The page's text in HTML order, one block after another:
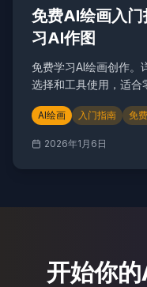
免费AI绘画入
习AI作图
免费学习AI绘画创作。
选择和工具使用，适合
AI绘画 入门指南 免
2026年1月6日
开始你